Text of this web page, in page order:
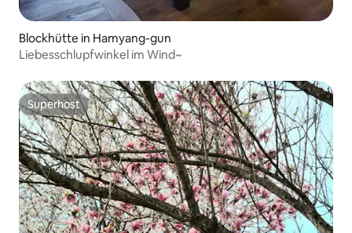
Blockhütte in Hamyang-gun
Liebesschlupfwinkel im Wind~
Superhost
Superhost